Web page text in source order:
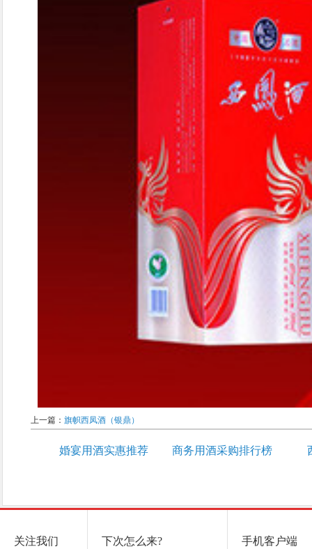
上一篇： 旗帜西凤酒（银鼎）
婚宴用酒实惠推荐 商务用酒采购排行榜
关注我们 下次怎么来? 手机客户端